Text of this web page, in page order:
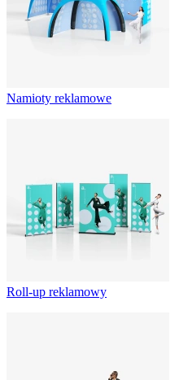
Namioty reklamowe
Roll-up reklamowy